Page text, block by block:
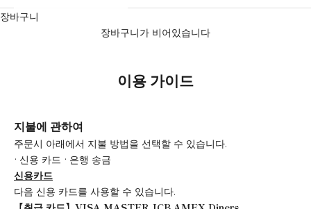
장바구니
장바구니가 비어있습니다
이용 가이드
지불에 관하여
주문시 아래에서 지불 방법을 선택할 수 있습니다.
· 신용 카드 · 은행 송금
신용카드
다음 신용 카드를 사용할 수 있습니다.